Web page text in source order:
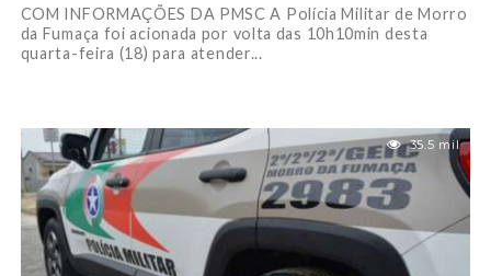
COM INFORMAÇÕES DA PMSC A Polícia Militar de Morro
da Fumaça foi acionada por volta das 10h10min desta
quarta-feira (18) para atender...
35.5 mil